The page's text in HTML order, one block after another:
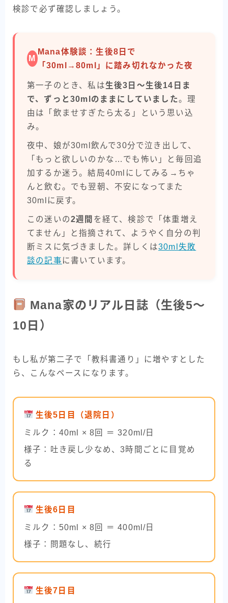
検診で必ず確認しましょう。
M
Mana体験談：生後8日で
「30ml→80ml」に踏み切れなかった夜
第一子のとき、私は生後3日〜生後14日ま
で、ずっと30mlのままにしていました。理
由は「飲ませすぎたら太る」という思い込
み。
夜中、娘が30ml飲んで30分で泣き出して、
「もっと欲しいのかな…でも怖い」と毎回追
加するか迷う。結局40mlにしてみる→ちゃ
んと飲む。でも翌朝、不安になってまた
30mlに戻す。
この迷いの2週間 を経て、検診で「体重増え
てません」と指摘されて、ようやく自分の判
断ミスに気づきました。詳しくは30ml失敗
談の記事 に書いています。
Mana家のリアル日誌（生後5〜
10日）
もし私が第二子で「教科書通り」に増やすとした
ら、こんなペースになります。
生後5日目（退院日）
ミルク：40ml × 8回 ＝ 320ml/日
様子：吐き戻し少なめ、3時間ごとに目覚め
る
生後6日目
ミルク：50ml × 8回 ＝ 400ml/日
様子：問題なし、続行
生後7日目